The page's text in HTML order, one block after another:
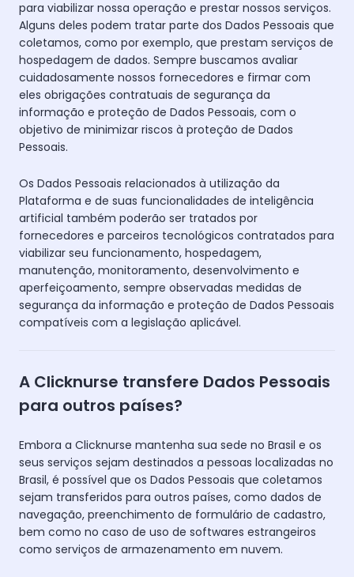
para viabilizar nossa operação e prestar nossos serviços.
Alguns deles podem tratar parte dos Dados Pessoais que
coletamos, como por exemplo, que prestam serviços de
hospedagem de dados. Sempre buscamos avaliar
cuidadosamente nossos fornecedores e firmar com
eles obrigações contratuais de segurança da
informação e proteção de Dados Pessoais, com o
objetivo de minimizar riscos à proteção de Dados
Pessoais.
Os Dados Pessoais relacionados à utilização da
Plataforma e de suas funcionalidades de inteligência
artificial também poderão ser tratados por
fornecedores e parceiros tecnológicos contratados para
viabilizar seu funcionamento, hospedagem,
manutenção, monitoramento, desenvolvimento e
aperfeiçoamento, sempre observadas medidas de
segurança da informação e proteção de Dados Pessoais
compatíveis com a legislação aplicável.
A Clicknurse transfere Dados Pessoais
para outros países?
Embora a Clicknurse mantenha sua sede no Brasil e os
seus serviços sejam destinados a pessoas localizadas no
Brasil, é possível que os Dados Pessoais que coletamos
sejam transferidos para outros países, como dados de
navegação, preenchimento de formulário de cadastro,
bem como no caso de uso de softwares estrangeiros
como serviços de armazenamento em nuvem.